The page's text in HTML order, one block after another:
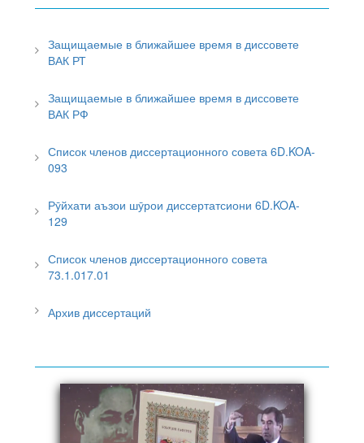
Защищаемые в ближайшее время в диссовете
ВАК РТ
Защищаемые в ближайшее время в диссовете
ВАК РФ
Список членов диссертационного совета 6D.KOA-
093
Рӯйхати аъзои шӯрои диссертатсиони 6D.KOA-
129
Список членов диссертационного совета
73.1.017.01
Архив диссертаций